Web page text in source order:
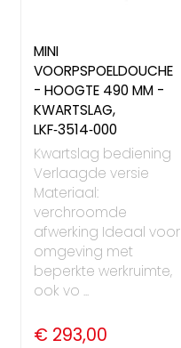
MINI
VOORPSPOELDOUCHE
- HOOGTE 490 MM -
KWARTSLAG,
LKF‑3514‑000
Kwartslag bediening
Verlaagde versie
Materiaal:
verchroomde
afwerking Ideaal voor
omgeving met
beperkte werkruimte,
ook vo ...
€ 293,00